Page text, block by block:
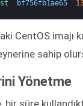
bf756fb1ae65
CentOS imajı
sahip
Yönetme
bir süre